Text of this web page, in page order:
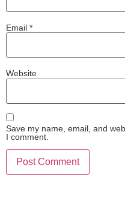
Email *
Website
Save my name, email, and
I comment.